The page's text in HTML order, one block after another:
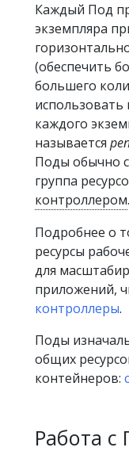
Каждый Под
экземпляра
(обеспечить
большего
каждого
называется
Поды обычно
группа
контроллером.
Подробнее о
ресурсы
для
приложений,
контроллеры.
Поды
общих
контейнеров:
Работа с